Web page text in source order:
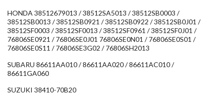
HONDA 38512679013 / 38512SA5013 / 38512SB0003 /
38512SB0013 / 38512SB0921 / 38512SB0922 / 38512SB0J01 /
38512SF0003 / 38512SF0013 / 38512SF0961 / 38512SF0J01 /
76806SE0921 / 76806SE0J01 76806SE0N01 / 76806SE0S01 /
76806SE0S11 / 76806SE3G02 / 76806SH2013
SUBARU 86611AA010 / 86611AA020 / 86611AC010 /
86611GA060
SUZUKI 38410-70B20